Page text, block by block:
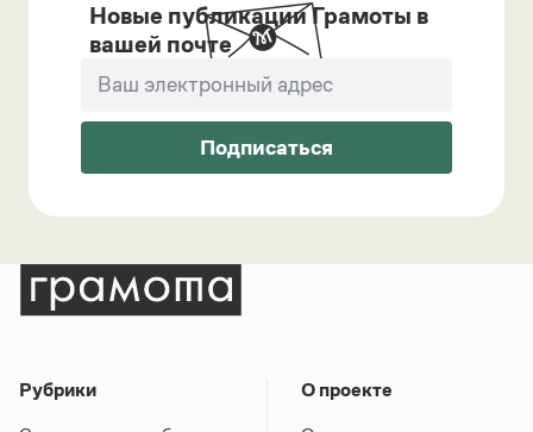
Новые публикации Грамоты в
вашей почте
Подписаться
Рубрики О проекте